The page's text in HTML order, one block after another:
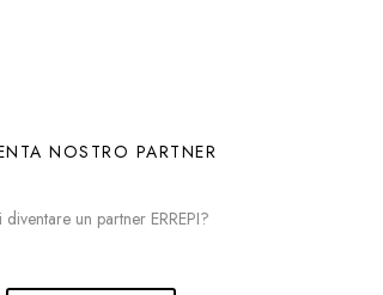
NOSTRO PARTNER
diventare un partner ERREPI?